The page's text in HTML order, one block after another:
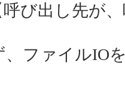
び出し先が
、ファイルIO